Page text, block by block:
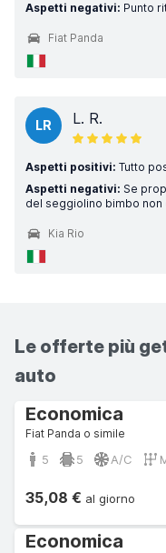
Aspetti negativi: Punto
Fiat Panda
LR L. R.
Aspetti positivi: Tutto
Aspetti negativi: Se
del seggiolino bimbo
Kia Rio
Le offerte più
auto
Economica
Fiat Panda o simile
5 5 A/C
35,08 € al giorno
Economica